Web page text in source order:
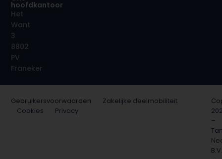
hoofdkantoor
Het
Want
3
8802
PV
Franeker
Gebruikersvoorwaarden
Zakelijke deelmobiliteit
Cookies
Privacy
–
B.V.